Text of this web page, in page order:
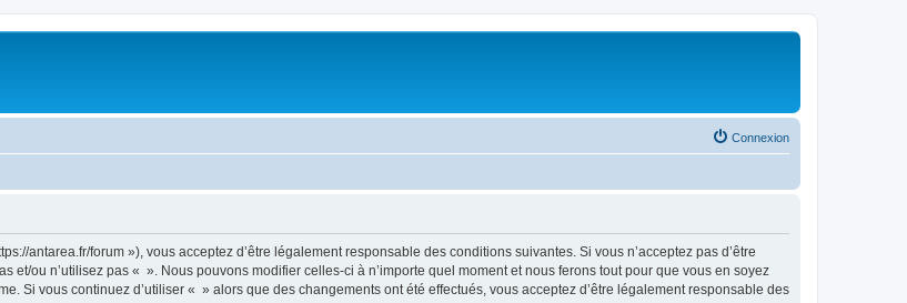
Connexion
antarea.fr/forum »), vous acceptez d’être légalement responsable des conditions suivantes. Si vous n’acceptez pas d’être
et/ou n’utilisez pas « ». Nous pouvons modifier celles-ci à n’importe quel moment et nous ferons tout pour que vous en soyez
Si vous continuez d’utiliser « » alors que des changements ont été effectués, vous acceptez d’être légalement responsable des